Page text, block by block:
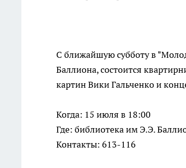
С ближайшую субботу в
Баллиона, состоится
картин Вики Гальченко и
Когда: 15 июля в 18:00
Где: библиотека им Э.Э.
Контакты: 613-116